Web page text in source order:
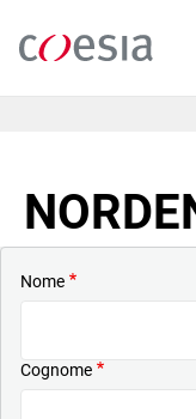
contenuto
Nome
Cognome